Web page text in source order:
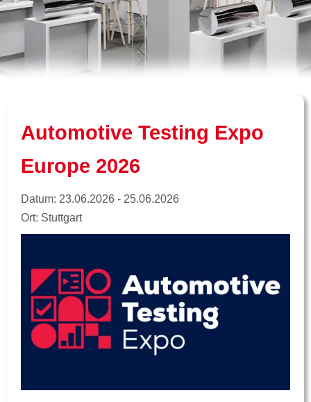
Automotive Testing Expo
Europe 2026
Datum: 23.06.2026 - 25.06.2026
Ort: Stuttgart